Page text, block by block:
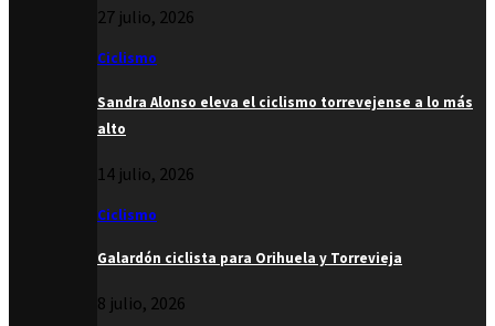
27 julio, 2026
Ciclismo
Sandra Alonso eleva el ciclismo torrevejense a lo más
alto
14 julio, 2026
Ciclismo
Galardón ciclista para Orihuela y Torrevieja
8 julio, 2026